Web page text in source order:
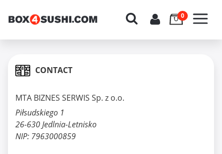
CONTACT
MTA BIZNES SERWIS Sp. z o.o.
Piłsudskiego 1
26-630 Jedlnia-Letnisko
NIP: 7963000859